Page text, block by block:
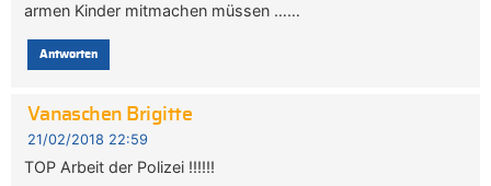
armen Kinder mitmachen müssen ……
Antworten
Vanaschen Brigitte
21/02/2018 22:59
TOP Arbeit der Polizei !!!!!!